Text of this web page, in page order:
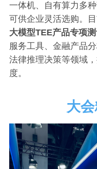
一体机、自有算力多
可供企业灵活选购。
大模型TEE产品专项
服务工具、金融产品
法律推理决策等领域
度。
大